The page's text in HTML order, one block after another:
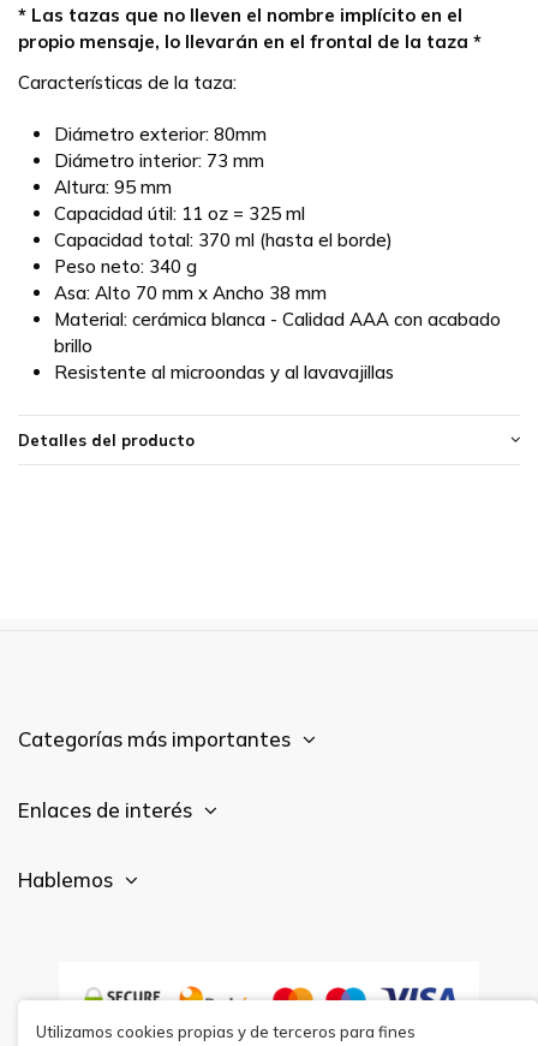
* Las tazas que no lleven el nombre implícito en el
propio mensaje, lo llevarán en el frontal de la taza *
Características de la taza:
Diámetro exterior: 80mm
Diámetro interior: 73 mm
Altura: 95 mm
Capacidad útil: 11 oz = 325 ml
Capacidad total: 370 ml (hasta el borde)
Peso neto: 340 g
Asa: Alto 70 mm x Ancho 38 mm
Material: cerámica blanca - Calidad AAA con acabado
brillo
Resistente al microondas y al lavavajillas
Detalles del producto
Categorías más importantes
Enlaces de interés
Hablemos
Utilizamos cookies propias y de terceros para fines